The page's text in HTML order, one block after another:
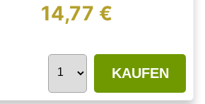
14,77 €
KAUFEN